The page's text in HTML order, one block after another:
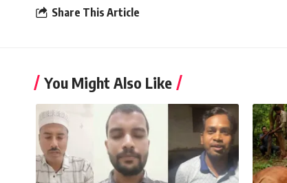
Share This Article
You Might Also Like